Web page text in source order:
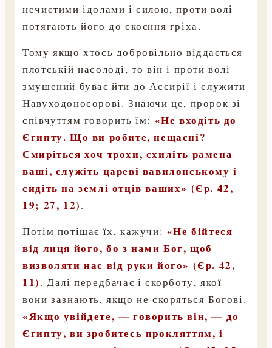
нечистими ідолами і силою, проти волі
потягають його до скоєння гріха.
Тому якщо хтось добровільно віддається
плотській насолоді, то він і проти волі
змушений буває йти до Ассирії і служити
Навуходоносорові. Знаючи це, пророк зі
співчуттям говорить їм: «Не входіть до
Єгипту. Що ви робите, нещасні?
Смиріться хоч трохи, схиліть рамена
ваші, служіть цареві вавилонському і
сидіть на землі отців ваших» (Єр. 42,
19; 27, 12).
Потім потішає їх, кажучи: «Не бійтеся
від лиця його, бо з нами Бог, щоб
визволяти нас від руки його» (Єр. 42,
11). Далі передбачає і скорботу, якої
вони зазнають, якщо не скоряться Богові.
«Якщо увійдете, — говорить він, — до
Єгипту, ви зробитесь прокляттям, і